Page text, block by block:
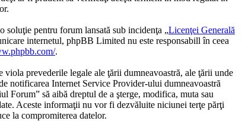
pentru forum lansată sub incidenţa „Licenţei Generală
internetul, phpBB Limited nu este responsabill în ceea
.
prevederile legale ale ţării dumneavoastră, ale ţării unde
notificarea Internet Service Provider-ului dumneavoastră
Forum” să aibă dreptul de a şterge, modifica, muta sau
Aceste informaţii nu vor fi dezvăluite niciunei terţe părţi
la compromiterea datelor.